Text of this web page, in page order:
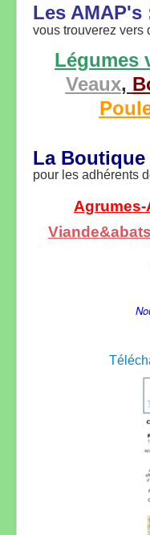
Les AMAP's
vous trouverez vers
Légumes
Veaux,
La Boutique
pour les adhérents